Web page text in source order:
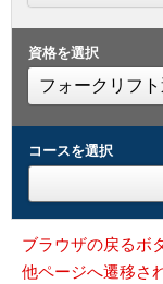
資格を選択
コースを選択
ブラウザの戻るボ
他ページへ遷移さ